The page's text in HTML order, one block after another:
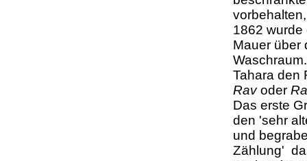
1862
Mauer über
Tahara den
Ravoder
Das erste
den 'sehr
und
Zählung'